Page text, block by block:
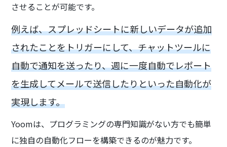
させることが可能です。
例えば、スプレッドシートに新しいデータが追加
されたことをトリガーにして、チャットツールに
自動で通知を送ったり、週に一度自動でレポート
を生成してメールで送信したりといった自動化が
実現します。
Yoomは、プログラミングの専門知識がない方でも簡単
に独自の自動化フローを構築できるのが魅力です。